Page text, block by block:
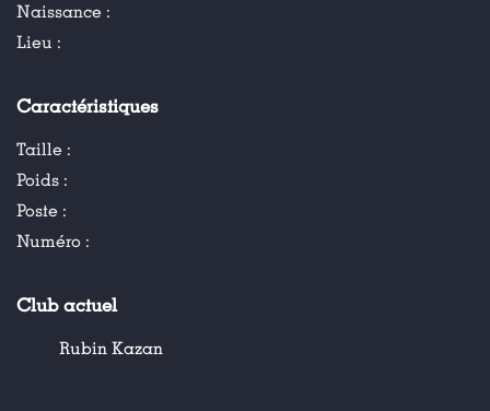
Naissance :
Lieu :
Caractéristiques
Taille :
Poids :
Poste :
Numéro :
Club actuel
Rubin Kazan